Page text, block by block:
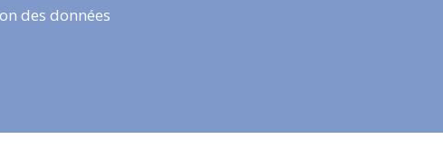
des données